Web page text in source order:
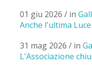
01 giu 2026 / in
Anche l'ultima
31 mag 2026 / in
L'Associazione